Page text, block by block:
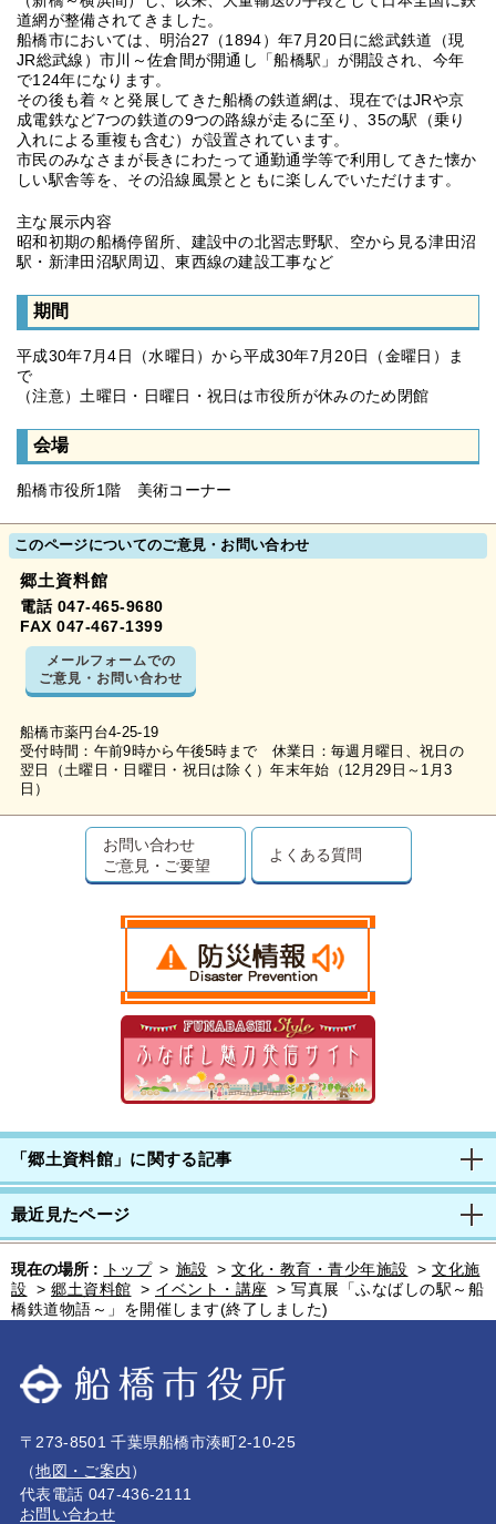
道網が整備されてきました。
船橋市においては、明治27（1894）年7月20日に総武鉄道（現
JR総武線）市川～佐倉間が開通し「船橋駅」が開設され、今年
で124年になります。
その後も着々と発展してきた船橋の鉄道網は、現在ではJRや京
成電鉄など7つの鉄道の9つの路線が走るに至り、35の駅（乗り
入れによる重複も含む）が設置されています。
市民のみなさまが長きにわたって通勤通学等で利用してきた懐か
しい駅舎等を、その沿線風景とともに楽しんでいただけます。
主な展示内容
昭和初期の船橋停留所、建設中の北習志野駅、空から見る津田沼
駅・新津田沼駅周辺、東西線の建設工事など
期間
平成30年7月4日（水曜日）から平成30年7月20日（金曜日）ま
で
（注意）土曜日・日曜日・祝日は市役所が休みのため閉館
会場
船橋市役所1階 美術コーナー
このページについてのご意見・お問い合わせ
郷土資料館
電話 047-465-9680
FAX 047-467-1399
メールフォームでの
ご意見・お問い合わせ
船橋市薬円台4-25-19
受付時間：午前9時から午後5時まで 休業日：毎週月曜日、祝日の
翌日（土曜日・日曜日・祝日は除く）年末年始（12月29日～1月3
日）
お問い合わせ
ご意見・ご要望
よくある質問
「郷土資料館」に関する記事
最近見たページ
現在の場所 : トップ > 施設 > 文化・教育・青少年施設 > 文化施
設
> 郷土資料館 > イベント・講座 > 写真展「ふなばしの駅～船
橋鉄道物語～」を開催します(終了しました)
〒273-8501 千葉県船橋市湊町2-10-25
（地図・ご案内）
代表電話 047-436-2111
お問い合わせ